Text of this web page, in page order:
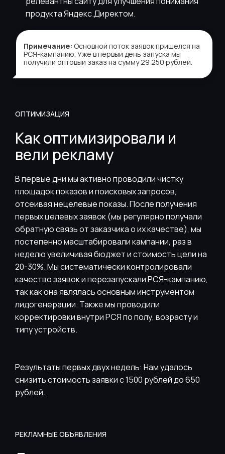
продукта Яндекс.Директом.
Примечание: Основной поток заявок пришелся на
РСЯ-кампанию. Уже в первый день запуска мы
получили оптовый заказ на сумму 29 250 рублей.
ОПТИМИЗАЦИЯ
Как оптимизировали и
вели рекламу
В первые дни мы активно проводили чистку
площадок показов и поисковых запросов,
отсеивая нецелевые показы. После получения
первых целевых заявок (мы регулярно получали
обратную связь от заказчика о их качестве), мы
постепенно масштабировали кампании, раз в
неделю увеличивая бюджет и стоимость цели на
20-30%. Мы систематически контролировали
качество заявок и перезапускали РСЯ-кампанию,
так как она являлась основным инструментом
лидогенерации. Также мы проводили
корректировки внутри РСЯ по полу, возрасту и
типу устройств.
Результаты первых двух недель: Нам удалось
снизить стоимость заявки с 1500 рублей до 650
рублей.
РЕКЛАМНЫЕ ОБЪЯВЛЕНИЯ